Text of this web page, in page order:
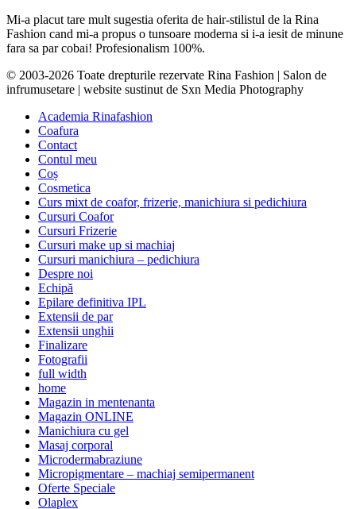
Mi-a placut tare mult sugestia oferita de hair-stilistul de la Rina
Fashion cand mi-a propus o tunsoare moderna si i-a iesit de minune
fara sa par cobai! Profesionalism 100%.
© 2003-2026 Toate drepturile rezervate Rina Fashion | Salon de
infrumusetare | website sustinut de Sxn Media Photography
Academia Rinafashion
Coafura
Contact
Contul meu
Coș
Cosmetica
Curs mixt de coafor, frizerie, manichiura si pedichiura
Cursuri Coafor
Cursuri Frizerie
Cursuri make up si machiaj
Cursuri manichiura – pedichiura
Despre noi
Echipă
Epilare definitiva IPL
Extensii de par
Extensii unghii
Finalizare
Fotografii
full width
home
Magazin in mentenanta
Magazin ONLINE
Manichiura cu gel
Masaj corporal
Microdermabraziune
Micropigmentare – machiaj semipermanent
Oferte Speciale
Olaplex